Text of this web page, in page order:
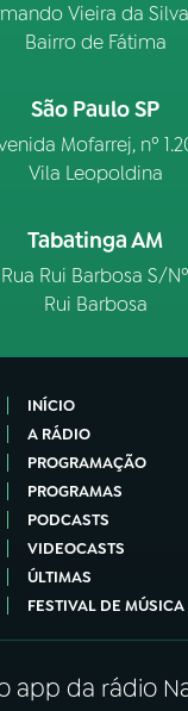
Vieira da
Bairro de Fátima
São Paulo SP
Mofarrej, nº
Vila Leopoldina
Tabatinga AM
Rua Rui Barbosa S/Nº
Rui Barbosa
INÍCIO
A RÁDIO
PROGRAMAÇÃO
PROGRAMAS
PODCASTS
VIDEOCASTS
ÚLTIMAS
FESTIVAL DE MÚSICA
app da rádio